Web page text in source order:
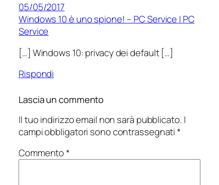
05/05/2017
Windows 10 è uno spione! – PC Service | PC
Service
[…] Windows 10: privacy dei default […]
Rispondi
Lascia un commento
Il tuo indirizzo email non sarà pubblicato. I
campi obbligatori sono contrassegnati*
Commento*